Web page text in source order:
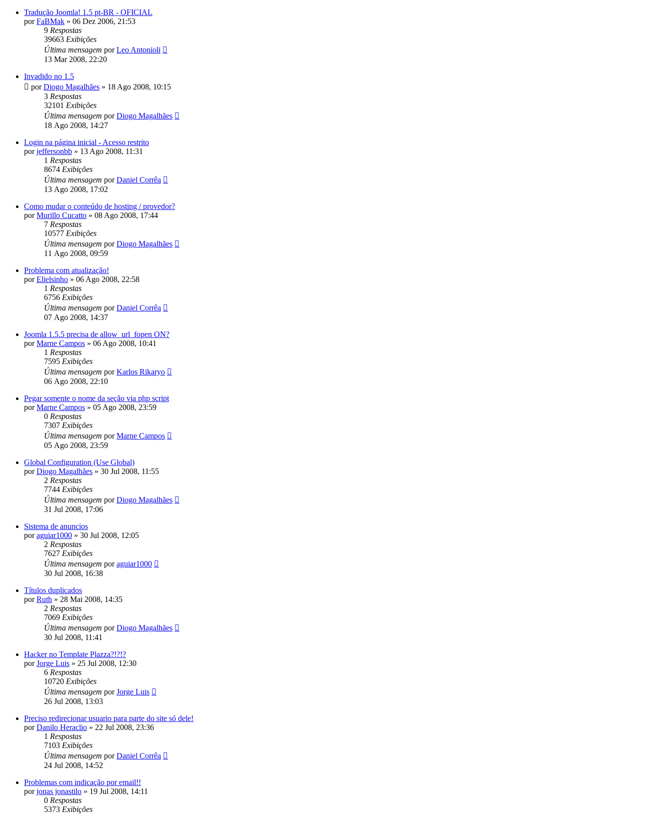
Tradução Joomla! 1.5 pt-BR - OFICIAL
porFaBMak » 06 Dez 2006, 21:53
9 Respostas
39663 Exibições
Última mensagem porLeo Antonioli
13 Mar 2008, 22:20
Invadido no 1.5
porDiogo Magalhães » 18 Ago 2008, 10:15
3 Respostas
32101 Exibições
Última mensagem porDiogo Magalhães
18 Ago 2008, 14:27
Login na página inicial - Acesso restrito
porjeffersonbb » 13 Ago 2008, 11:31
1 Respostas
8674 Exibições
Última mensagem porDaniel Corrêa
13 Ago 2008, 17:02
Como mudar o conteúdo de hosting / provedor?
porMurillo Cucatto » 08 Ago 2008, 17:44
7 Respostas
10577 Exibições
Última mensagem porDiogo Magalhães
11 Ago 2008, 09:59
Problema com atualização!
porElielsinho » 06 Ago 2008, 22:58
1 Respostas
6756 Exibições
Última mensagem porDaniel Corrêa
07 Ago 2008, 14:37
Joomla 1.5.5 precisa de allow_url_fopen ON?
porMarne Campos » 06 Ago 2008, 10:41
1 Respostas
7595 Exibições
Última mensagem porKarlos Rikaryo
06 Ago 2008, 22:10
Pegar somente o nome da seção via php script
porMarne Campos » 05 Ago 2008, 23:59
0 Respostas
7307 Exibições
Última mensagem porMarne Campos
05 Ago 2008, 23:59
Global Configuration (Use Global)
porDiogo Magalhães » 30 Jul 2008, 11:55
2 Respostas
7744 Exibições
Última mensagem porDiogo Magalhães
31 Jul 2008, 17:06
Sistema de anuncios
poraguiar1000 » 30 Jul 2008, 12:05
2 Respostas
7627 Exibições
Última mensagem poraguiar1000
30 Jul 2008, 16:38
Títulos duplicados
porRuth » 28 Mai 2008, 14:35
2 Respostas
7069 Exibições
Última mensagem porDiogo Magalhães
30 Jul 2008, 11:41
Hacker no Template Plazza?!?!?
porJorge Luis » 25 Jul 2008, 12:30
6 Respostas
10720 Exibições
Última mensagem porJorge Luis
26 Jul 2008, 13:03
Preciso redirecionar usuario para parte do site só dele!
porDanilo Heraclio » 22 Jul 2008, 23:36
1 Respostas
7103 Exibições
Última mensagem porDaniel Corrêa
24 Jul 2008, 14:52
Problemas com indicação por email!!
porjonas jonastilo » 19 Jul 2008, 14:11
0 Respostas
5373 Exibições